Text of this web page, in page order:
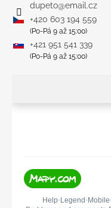
dupeto@email.cz
+420 603 194 559
(Po-Pá 9 až 15:00)
+421 951 541 339
(Po-Pá 9 až 15:00)